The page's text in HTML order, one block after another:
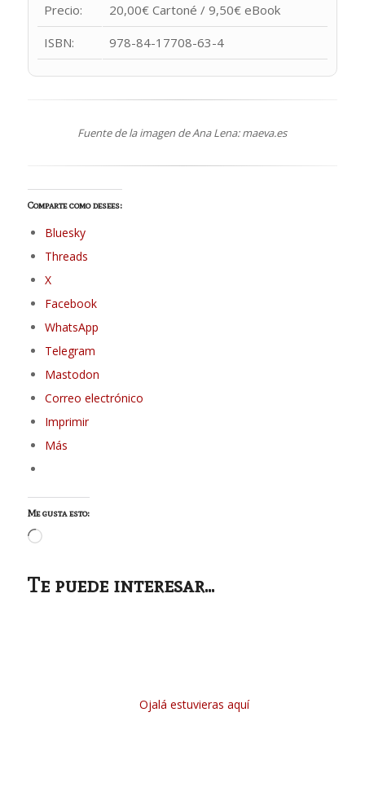
Precio:
20,00€ Cartoné / 9,50€ eBook
ISBN:
978-84-17708-63-4
Fuente de la imagen de Ana Lena: maeva.es
Comparte como desees:
Bluesky
Threads
X
Facebook
WhatsApp
Telegram
Mastodon
Correo electrónico
Imprimir
Más
Me gusta esto:
Cargando...
Te puede interesar...
Ojalá estuvieras aquí